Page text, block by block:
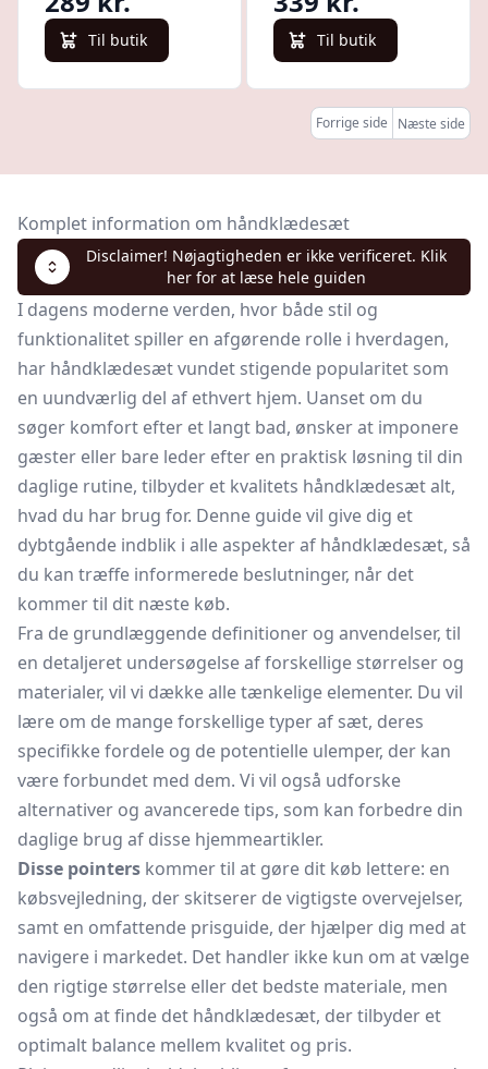
Til butik Til butik
Forrige side Næste side
Komplet information om håndklædesæt
Disclaimer! Nøjagtigheden er ikke verificeret. Klik
her for at læse hele guiden
I dagens moderne verden, hvor både stil og
funktionalitet spiller en afgørende rolle i hverdagen,
har håndklædesæt vundet stigende popularitet som
en uundværlig del af ethvert hjem. Uanset om du
søger komfort efter et langt bad, ønsker at imponere
gæster eller bare leder efter en praktisk løsning til din
daglige rutine, tilbyder et kvalitets håndklædesæt alt,
hvad du har brug for. Denne guide vil give dig et
dybtgående indblik i alle aspekter af håndklædesæt, så
du kan træffe informerede beslutninger, når det
kommer til dit næste køb.
Fra de grundlæggende definitioner og anvendelser, til
en detaljeret undersøgelse af forskellige størrelser og
materialer, vil vi dække alle tænkelige elementer. Du vil
lære om de mange forskellige typer af sæt, deres
specifikke fordele og de potentielle ulemper, der kan
være forbundet med dem. Vi vil også udforske
alternativer og avancerede tips, som kan forbedre din
daglige brug af disse hjemmeartikler.
Disse pointers kommer til at gøre dit køb lettere: en
købsvejledning, der skitserer de vigtigste overvejelser,
samt en omfattende prisguide, der hjælper dig med at
navigere i markedet. Det handler ikke kun om at vælge
den rigtige størrelse eller det bedste materiale, men
også om at finde det håndklædesæt, der tilbyder et
optimalt balance mellem kvalitet og pris.